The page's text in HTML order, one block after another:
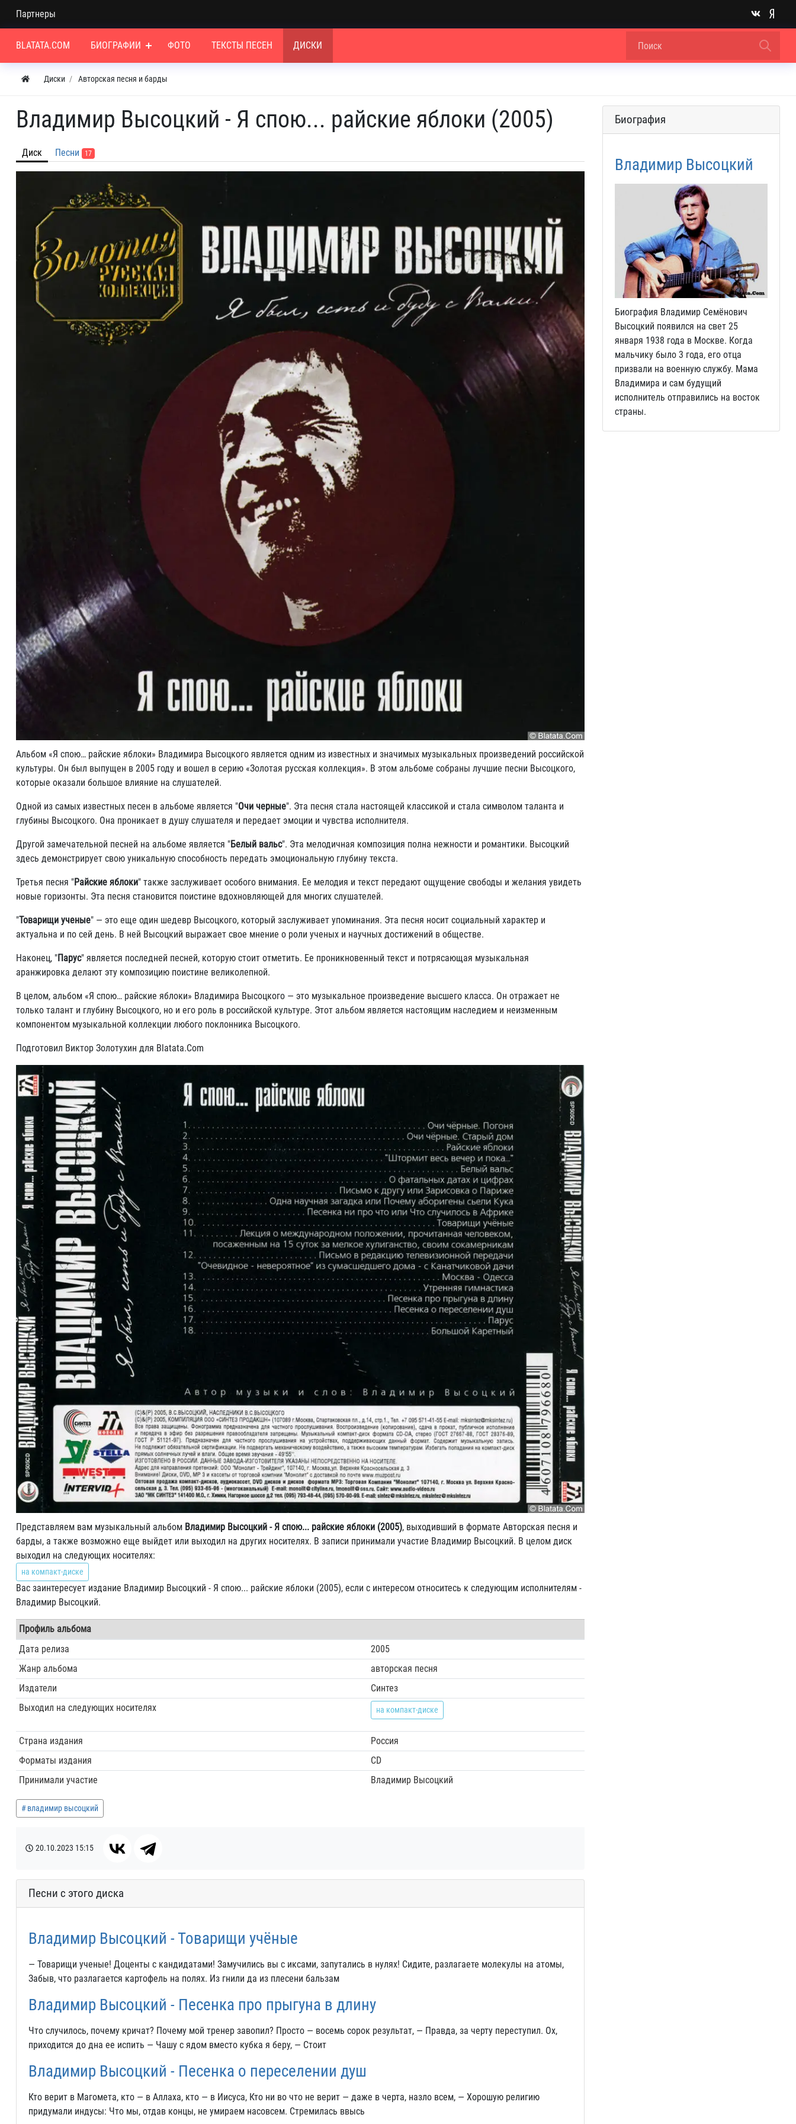
Партнеры
BLATATA.COM БИОГРАФИИ ФОТО ТЕКСТЫ ПЕСЕН ДИСКИ
Диски Авторская песня и барды
Владимир Высоцкий ‎- Я спою... райские яблоки (2005)
Диск Песни 17
Альбом «Я спою… райские яблоки» Владимира Высоцкого является одним из известных и значимых музыкальных произведений российской
культуры. Он был выпущен в 2005 году и вошел в серию «Золотая русская коллекция». В этом альбоме собраны лучшие песни Высоцкого,
которые оказали большое влияние на слушателей.
Одной из самых известных песен в альбоме является "Очи черные". Эта песня стала настоящей классикой и стала символом таланта и
глубины Высоцкого. Она проникает в душу слушателя и передает эмоции и чувства исполнителя.
Другой замечательной песней на альбоме является "Белый вальс". Эта мелодичная композиция полна нежности и романтики. Высоцкий
здесь демонстрирует свою уникальную способность передать эмоциональную глубину текста.
Третья песня "Райские яблоки" также заслуживает особого внимания. Ее мелодия и текст передают ощущение свободы и желания увидеть
новые горизонты. Эта песня становится поистине вдохновляющей для многих слушателей.
"Товарищи ученые" — это еще один шедевр Высоцкого, который заслуживает упоминания. Эта песня носит социальный характер и
актуальна и по сей день. В ней Высоцкий выражает свое мнение о роли ученых и научных достижений в обществе.
Наконец, "Парус" является последней песней, которую стоит отметить. Ее проникновенный текст и потрясающая музыкальная
аранжировка делают эту композицию поистине великолепной.
В целом, альбом «Я спою… райские яблоки» Владимира Высоцкого — это музыкальное произведение высшего класса. Он отражает не
только талант и глубину Высоцкого, но и его роль в российской культуре. Этот альбом является настоящим наследием и неизменным
компонентом музыкальной коллекции любого поклонника Высоцкого.
Подготовил Виктор Золотухин для Blatata.Com
Представляем вам музыкальный альбом Владимир Высоцкий ‎- Я спою... райские яблоки (2005), выходивший в формате Авторская песня и
барды, а также возможно еще выйдет или выходил на других носителях. В записи принимали участие Владимир Высоцкий. В целом диск
выходил на следующих носителях:
на компакт-диске
Вас заинтересует издание Владимир Высоцкий ‎- Я спою... райские яблоки (2005), если с интересом относитесь к следующим исполнителям -
Владимир Высоцкий.
Профиль альбома
Дата релиза
2005
Жанр альбома
авторская песня
Издатели
Синтез
Выходил на следующих носителях
на компакт-диске
Страна издания
Россия
Форматы издания
CD
Принимали участие
Владимир Высоцкий
владимир высоцкий
20.10.2023 15:15
Песни с этого диска
Владимир Высоцкий - Товарищи учёные
— Товарищи ученые! Доценты с кандидатами! Замучились вы с иксами, запутались в нулях! Сидите, разлагаете молекулы на атомы,
Забыв, что разлагается картофель на полях. Из гнили да из плесени бальзам
Владимир Высоцкий - Песенка про прыгуна в длину
Что случилось, почему кричат? Почему мой тренер завопил? Просто — восемь сорок результат, — Правда, за черту переступил. Ох,
приходится до дна ее испить — Чашу с ядом вместо кубка я беру, — Стоит
Владимир Высоцкий - Песенка о переселении душ
Кто верит в Магомета, кто — в Аллаха, кто — в Иисуса, Кто ни во что не верит — даже в черта, назло всем, — Хорошую религию
придумали индусы: Что мы, отдав концы, не умираем насовсем. Стремилась ввысь
Биография
Владимир Высоцкий
Биография Владимир Семёнович
Высоцкий появился на свет 25
января 1938 года в Москве. Когда
мальчику было 3 года, его отца
призвали на военную службу. Мама
Владимира и сам будущий
исполнитель отправились на восток
страны.